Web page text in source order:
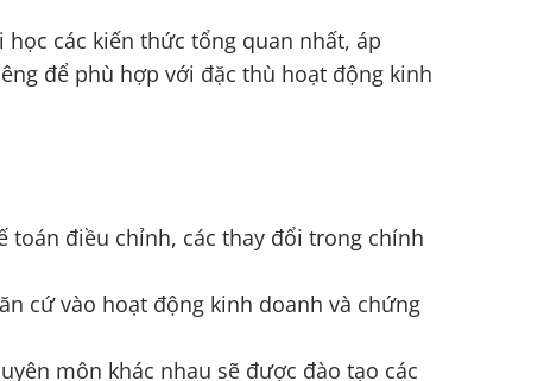
các kiến thức tổng quan nhất, áp
để phù hợp với đặc thù hoạt động kinh
toán điều chỉnh, các thay đổi trong chính
cứ vào hoạt động kinh doanh và chứng
môn khác nhau sẽ được đào tạo các